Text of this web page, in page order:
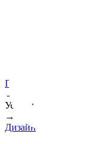
Портфолио
→
Услуги
→
Дизайн